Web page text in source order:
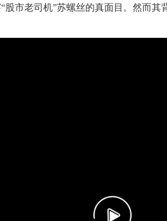
市老司机”苏螺丝的真面目。然而其